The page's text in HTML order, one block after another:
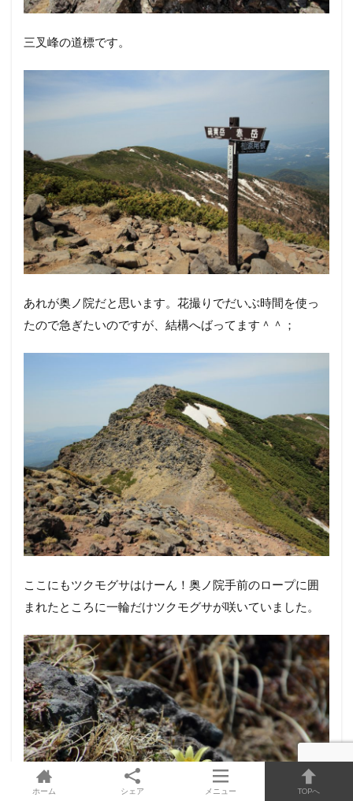
三叉峰手前の岩です。岩が割れているのか重なっている
のか、どうしてこんなふうになるんでしょうねぇ。
あれが奥ノ院だと思います。花撮りでだいぶ時間を使っ
たので急ぎたいのですが、結構へばってます＾＾；
ホーム シェア メニュー TOPへ